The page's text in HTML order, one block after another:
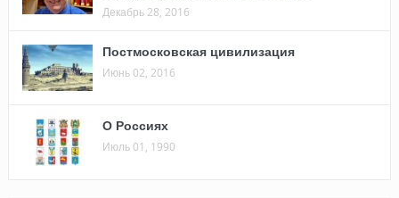
Декабрь 28, 2016
Постмосковская цивилизация
Июнь 02, 2016
О Россиях
Июль 01, 1990